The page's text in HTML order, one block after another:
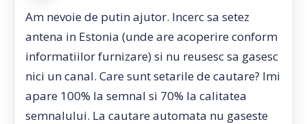
Am nevoie de putin ajutor. Incerc sa setez
antena in Estonia (unde are acoperire conform
informatiilor furnizare) si nu reusesc sa gasesc
nici un canal. Care sunt setarile de cautare? Imi
apare 100% la semnal si 70% la calitatea
semnalului. La cautare automata nu gaseste